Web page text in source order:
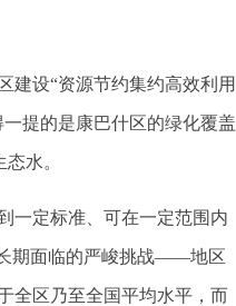
设“资源节约集约高效利用
提的是康巴什区的绿化覆盖
水。
定标准、可在一定范围内
期面临的严峻挑战——地区
全区乃至全国平均水平，而